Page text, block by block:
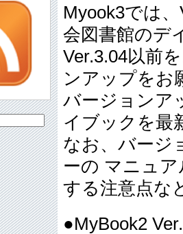
Myook3では
会図書館のデ
Ver.3.04以前
ンアップをお
バージョンア
イブックを最
なお、バージ
ーの マニュ
する注意点な
●MyBook2